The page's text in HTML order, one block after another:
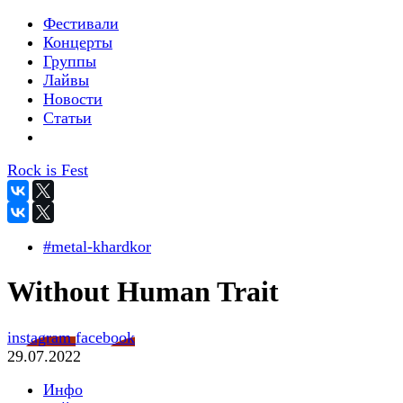
Фестивали
Концерты
Группы
Лайвы
Новости
Статьи
Rock is Fest
#metal-khardkor
Without Human Trait
instagramfacebook
29.07.2022
Инфо